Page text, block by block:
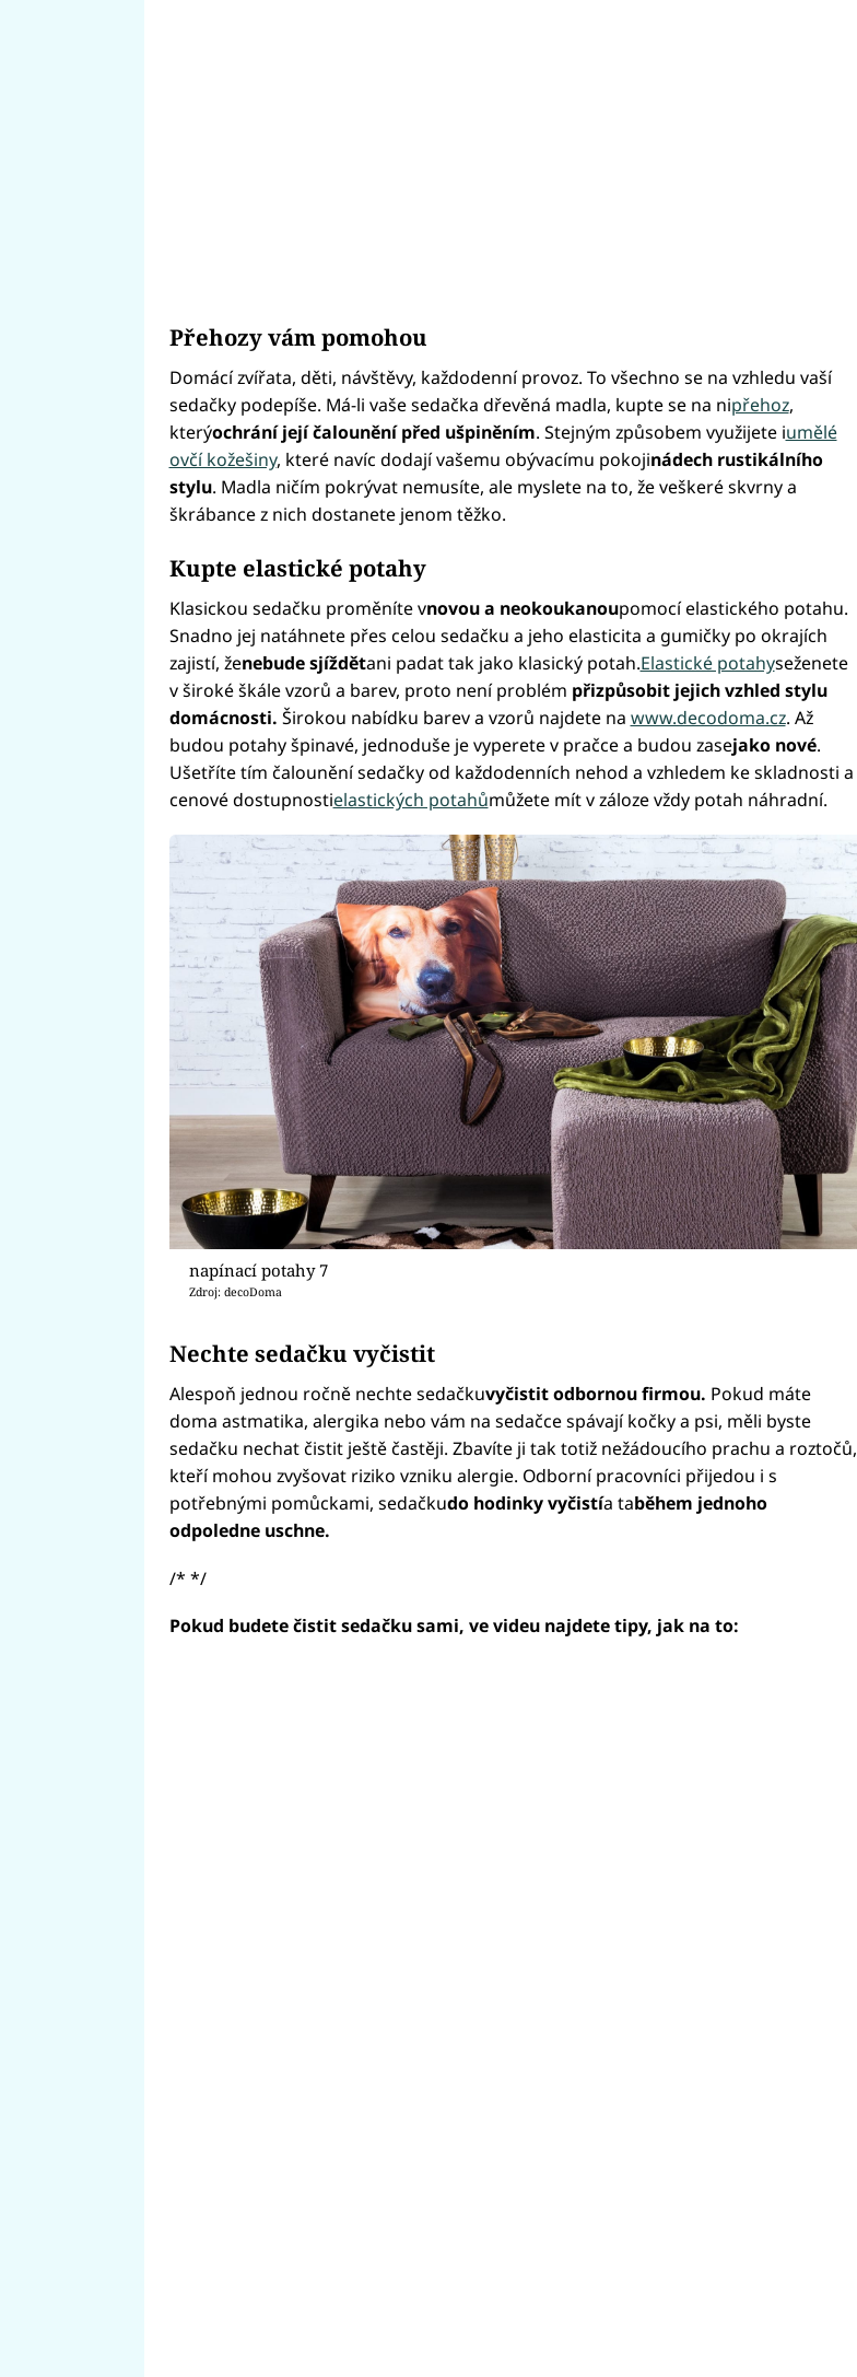
Přehozy vám pomohou
Domácí zvířata, děti, návštěvy, každodenní provoz. To všechno se na vzhledu vaší
sedačky podepíše. Má-li vaše sedačka dřevěná madla, kupte se na nipřehoz,
kterýochrání její čalounění před ušpiněním. Stejným způsobem využijete iumělé
ovčí kožešiny, které navíc dodají vašemu obývacímu pokojinádech rustikálního
stylu. Madla ničím pokrývat nemusíte, ale myslete na to, že veškeré skvrny a
škrábance z nich dostanete jenom těžko.
Kupte elastické potahy
Klasickou sedačku proměníte vnovou a neokoukanoupomocí elastického potahu.
Snadno jej natáhnete přes celou sedačku a jeho elasticita a gumičky po okrajích
zajistí, ženebude sjíždětani padat tak jako klasický potah.Elastické potahyseženete
v široké škále vzorů a barev, proto není problém přizpůsobit jejich vzhled stylu
domácnosti. Širokou nabídku barev a vzorů najdete na www.decodoma.cz. Až
budou potahy špinavé, jednoduše je vyperete v pračce a budou zasejako nové.
Ušetříte tím čalounění sedačky od každodenních nehod a vzhledem ke skladnosti a
cenové dostupnostielastických potahůmůžete mít v záloze vždy potah náhradní.
napínací potahy 7
Zdroj: decoDoma
Nechte sedačku vyčistit
Alespoň jednou ročně nechte sedačkuvyčistit odbornou firmou. Pokud máte
doma astmatika, alergika nebo vám na sedačce spávají kočky a psi, měli byste
sedačku nechat čistit ještě častěji. Zbavíte ji tak totiž nežádoucího prachu a roztočů,
kteří mohou zvyšovat riziko vzniku alergie. Odborní pracovníci přijedou i s
potřebnými pomůckami, sedačkudo hodinky vyčistía taběhem jednoho
odpoledne uschne.
/* */
Pokud budete čistit sedačku sami, ve videu najdete tipy, jak na to: